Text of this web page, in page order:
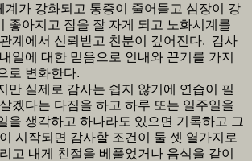
계가 강화되고 통증이 줄어들고 심장이 강
좋아지고 잠을 잘 자게 되고 노화시계를
계에서 신뢰받고 친분이 깊어진다. 감사
일에 대한 믿음으로 인내와 끈기를 가지
로 변화한다.
만 실제로 감사는 쉽지 않기에 연습이 필
겠다는 다짐을 하고 하루 또는 일주일을
을 생각하고 하나라도 있으면 기록하고 그
시작되면 감사할 조건이 둘 셋 열가지로
고 내게 친절을 베풀었거나 음식을 같이